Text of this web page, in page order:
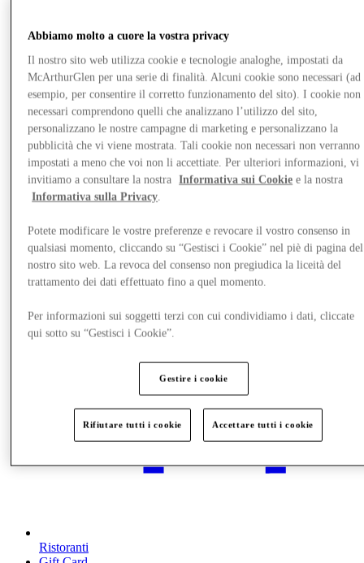
Ristoranti
Abbiamo molto a cuore la vostra privacy
Il nostro sito web utilizza cookie e tecnologie analoghe, impostati da
McArthurGlen per una serie di finalità. Alcuni cookie sono necessari (ad
esempio, per consentire il corretto funzionamento del sito). I cookie non
necessari comprendono quelli che analizzano l’utilizzo del sito,
personalizzano le nostre campagne di marketing e personalizzano la
pubblicità che vi viene mostrata. Tali cookie non necessari non verranno
impostati a meno che voi non li accettiate. Per ulteriori informazioni, vi
invitiamo a consultare la nostra
Informativa sui Cookie e la nostra
Informativa sulla Privacy.
Potete modificare le vostre preferenze e revocare il vostro consenso in
qualsiasi momento, cliccando su “Gestisci i Cookie” nel piè di pagina del
nostro sito web. La revoca del consenso non pregiudica la liceità del
trattamento dei dati effettuato fino a quel momento.
Per informazioni sui soggetti terzi con cui condividiamo i dati, cliccate
qui sotto su “Gestisci i Cookie”.
Gestire i cookie
Rifiutare tutti i cookie Accettare tutti i cookie